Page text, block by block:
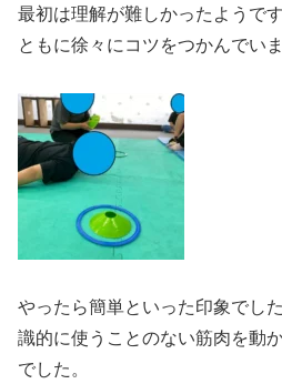
最初は理解が難しかったようで
ともに徐々にコツをつかんでいま
やったら簡単といった印象でし
識的に使うことのない筋肉を動
でした。